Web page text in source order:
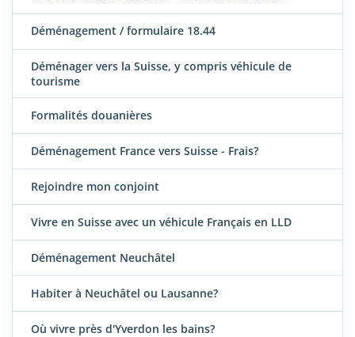
Déménagement / formulaire 18.44
Déménager vers la Suisse, y compris véhicule de
tourisme
Formalités douanières
Déménagement France vers Suisse - Frais?
Rejoindre mon conjoint
Vivre en Suisse avec un véhicule Français en LLD
Déménagement Neuchâtel
Habiter à Neuchâtel ou Lausanne?
Où vivre près d'Yverdon les bains?